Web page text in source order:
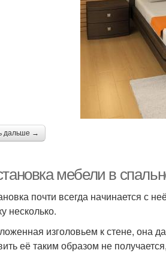
дальше →
мебели в
почти всегда начинается с
несколько.
изголовьем к стене, она
её таким образом не